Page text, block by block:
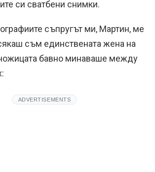
си сватбени снимки.
съпругът ми, Мартин, ме
съм единствената жена на
бавно минаваше между
ADVERTISEMENTS